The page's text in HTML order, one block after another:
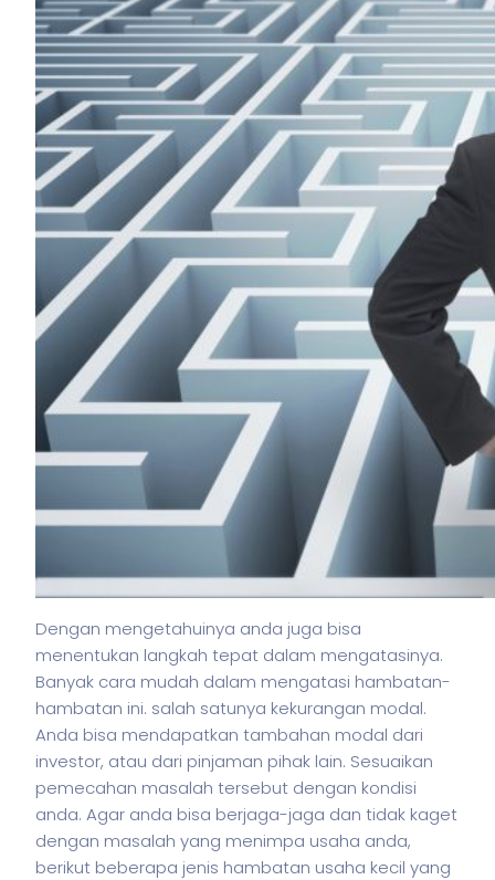
Dengan mengetahuinya anda juga bisa
menentukan langkah tepat dalam mengatasinya.
Banyak cara mudah dalam mengatasi hambatan-
hambatan ini. salah satunya kekurangan modal.
Anda bisa mendapatkan tambahan modal dari
investor, atau dari pinjaman pihak lain. Sesuaikan
pemecahan masalah tersebut dengan kondisi
anda. Agar anda bisa berjaga-jaga dan tidak kaget
dengan masalah yang menimpa usaha anda,
berikut beberapa jenis hambatan usaha kecil yang